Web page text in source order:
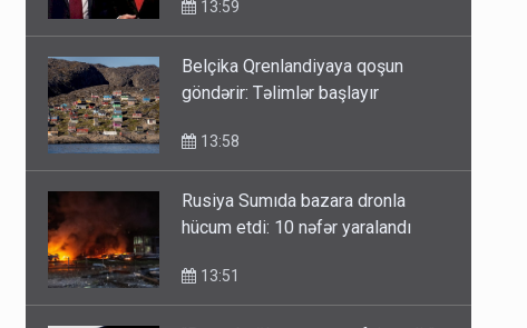
Belçika Qrenlandiyaya qoşun
göndərir: Təlimlər başlayır
Rusiya Sumıda bazara dronla
hücum etdi: 10 nəfər yaralandı
"Borcu bağlayırıq, yenə faiz gəlir" -